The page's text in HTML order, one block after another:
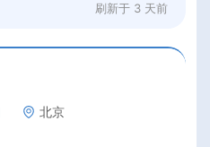
刷新于 3 天前
北京